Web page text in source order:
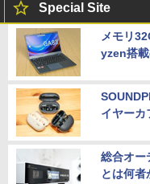
Special Site
メモリ
yzen搭
イヤーカ
総合オー
とは何者